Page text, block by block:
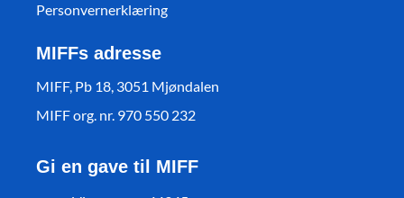
Personvernerklæring
MIFFs adresse
MIFF, Pb 18, 3051 Mjøndalen
MIFF org. nr. 970 550 232
Gi en gave til MIFF